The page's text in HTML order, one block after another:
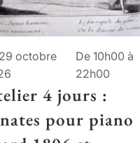
octobre
De 10h00 à
22h00
4 jours :
pour piano